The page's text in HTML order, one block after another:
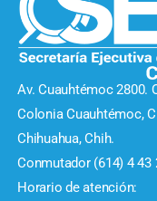
Av. Cuauhtémoc 2800.
Colonia Cuauhtémoc,
Chihuahua, Chih.
Conmutador (614) 4 43
Horario de atención: